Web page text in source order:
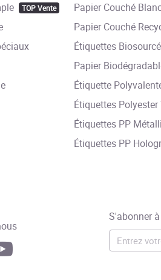
TOP Vente Papier Couché
Papier Couché
Étiquettes
Papier
Étiquette
Étiquettes
Étiquettes PP
Étiquettes PP
S'abonner